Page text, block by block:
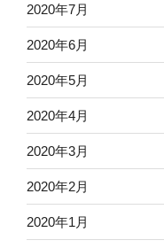
2020年7月
2020年6月
2020年5月
2020年4月
2020年3月
2020年2月
2020年1月